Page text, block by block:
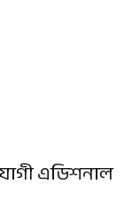
এডিশনাল